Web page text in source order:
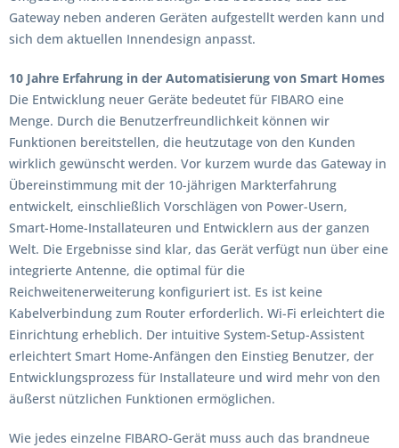
Gateway neben anderen Geräten aufgestellt werden kann und
sich dem aktuellen Innendesign anpasst.
10 Jahre Erfahrung in der Automatisierung von Smart Homes
Die Entwicklung neuer Geräte bedeutet für FIBARO eine
Menge. Durch die Benutzerfreundlichkeit können wir
Funktionen bereitstellen, die heutzutage von den Kunden
wirklich gewünscht werden. Vor kurzem wurde das Gateway in
Übereinstimmung mit der 10-jährigen Markterfahrung
entwickelt, einschließlich Vorschlägen von Power-Usern,
Smart-Home-Installateuren und Entwicklern aus der ganzen
Welt. Die Ergebnisse sind klar, das Gerät verfügt nun über eine
integrierte Antenne, die optimal für die
Reichweitenerweiterung konfiguriert ist. Es ist keine
Kabelverbindung zum Router erforderlich. Wi-Fi erleichtert die
Einrichtung erheblich. Der intuitive System-Setup-Assistent
erleichtert Smart Home-Anfängen den Einstieg Benutzer, der
Entwicklungsprozess für Installateure und wird mehr von den
äußerst nützlichen Funktionen ermöglichen.
Wie jedes einzelne FIBARO-Gerät muss auch das brandneue